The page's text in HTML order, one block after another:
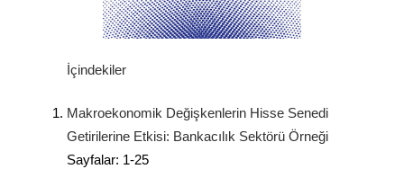
İçindekiler
Makroekonomik Değişkenlerin Hisse Senedi
Getirilerine Etkisi: Bankacılık Sektörü Örneği
Sayfalar: 1-25